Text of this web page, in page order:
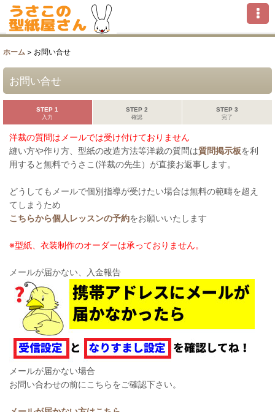
ホーム > お問い合せ
お問い合せ
STEP 1
入力
STEP 2
確認
STEP 3
完了
洋裁の質問はメールでは受け付けておりません
縫い方や作り方、型紙の改造方法等洋裁の質問は質問掲示板を利
用すると無料でうさこ(洋裁の先生）が直接お返事します。
どうしてもメールで個別指導が受けたい場合は無料の範疇を超え
てしまうため
こちらから個人レッスンの予約をお願いいたします
※型紙、衣装制作のオーダーは承っておりません。
メールが届かない、入金報告
メールが届かない場合
お問い合わせの前にこちらをご確認下さい。